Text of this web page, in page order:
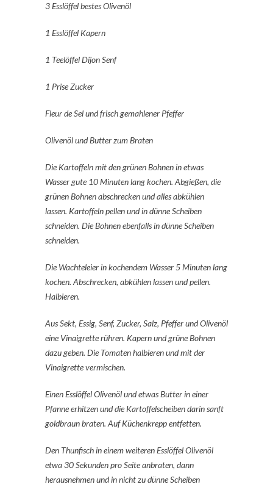
3 Esslöffel bestes Olivenöl
1 Esslöffel Kapern
1 Teelöffel Dijon Senf
1 Prise Zucker
Fleur de Sel und frisch gemahlener Pfeffer
Olivenöl und Butter zum Braten
Die Kartoffeln mit den grünen Bohnen in etwas
Wasser gute 10 Minuten lang kochen. Abgießen, die
grünen Bohnen abschrecken und alles abkühlen
lassen. Kartoffeln pellen und in dünne Scheiben
schneiden. Die Bohnen ebenfalls in dünne Scheiben
schneiden.
Die Wachteleier in kochendem Wasser 5 Minuten lang
kochen. Abschrecken, abkühlen lassen und pellen.
Halbieren.
Aus Sekt, Essig, Senf, Zucker, Salz, Pfeffer und Olivenöl
eine Vinaigrette rühren. Kapern und grüne Bohnen
dazu geben. Die Tomaten halbieren und mit der
Vinaigrette vermischen.
Einen Esslöffel Olivenöl und etwas Butter in einer
Pfanne erhitzen und die Kartoffelscheiben darin sanft
goldbraun braten. Auf Küchenkrepp entfetten.
Den Thunfisch in einem weiteren Esslöffel Olivenöl
etwa 30 Sekunden pro Seite anbraten, dann
herausnehmen und in nicht zu dünne Scheiben